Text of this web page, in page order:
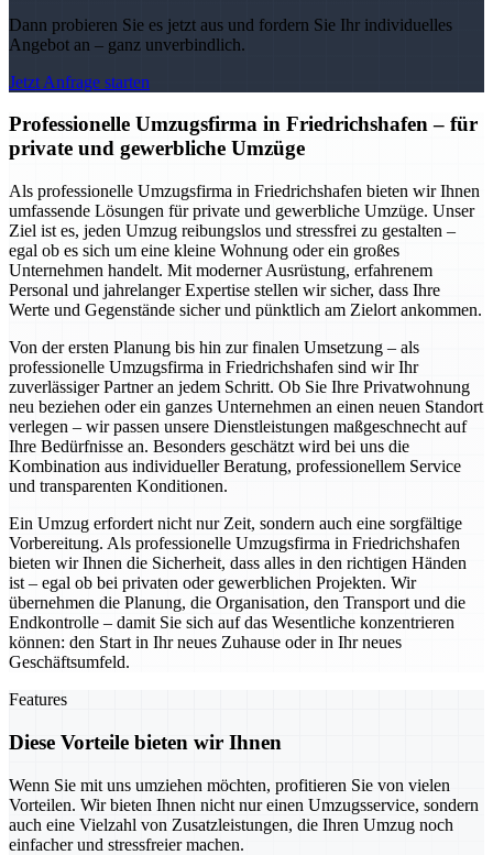
Dann probieren Sie es jetzt aus und fordern Sie Ihr individuelles
Angebot an – ganz unverbindlich.
Jetzt Anfrage starten
Professionelle Umzugsfirma in Friedrichshafen – für
private und gewerbliche Umzüge
Als professionelle Umzugsfirma in Friedrichshafen bieten wir Ihnen
umfassende Lösungen für private und gewerbliche Umzüge. Unser
Ziel ist es, jeden Umzug reibungslos und stressfrei zu gestalten –
egal ob es sich um eine kleine Wohnung oder ein großes
Unternehmen handelt. Mit moderner Ausrüstung, erfahrenem
Personal und jahrelanger Expertise stellen wir sicher, dass Ihre
Werte und Gegenstände sicher und pünktlich am Zielort ankommen.
Von der ersten Planung bis hin zur finalen Umsetzung – als
professionelle Umzugsfirma in Friedrichshafen sind wir Ihr
zuverlässiger Partner an jedem Schritt. Ob Sie Ihre Privatwohnung
neu beziehen oder ein ganzes Unternehmen an einen neuen Standort
verlegen – wir passen unsere Dienstleistungen maßgeschnecht auf
Ihre Bedürfnisse an. Besonders geschätzt wird bei uns die
Kombination aus individueller Beratung, professionellem Service
und transparenten Konditionen.
Ein Umzug erfordert nicht nur Zeit, sondern auch eine sorgfältige
Vorbereitung. Als professionelle Umzugsfirma in Friedrichshafen
bieten wir Ihnen die Sicherheit, dass alles in den richtigen Händen
ist – egal ob bei privaten oder gewerblichen Projekten. Wir
übernehmen die Planung, die Organisation, den Transport und die
Endkontrolle – damit Sie sich auf das Wesentliche konzentrieren
können: den Start in Ihr neues Zuhause oder in Ihr neues
Geschäftsumfeld.
Features
Diese Vorteile bieten wir Ihnen
Wenn Sie mit uns umziehen möchten, profitieren Sie von vielen
Vorteilen. Wir bieten Ihnen nicht nur einen Umzugsservice, sondern
auch eine Vielzahl von Zusatzleistungen, die Ihren Umzug noch
einfacher und stressfreier machen.